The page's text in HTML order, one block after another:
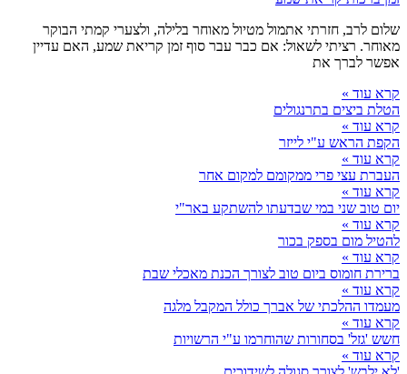
שלום לרב, חזרתי אתמול מטיול מאוחר בלילה, ולצערי קמתי הבוקר
מאוחר. רציתי לשאול: אם כבר עבר סוף זמן קריאת שמע, האם עדיין
אפשר לברך את
קרא עוד »
הטלת ביצים בתרנגולים
קרא עוד »
הקפת הראש ע"י לייזר
קרא עוד »
העברת עצי פרי ממקומם למקום אחר
קרא עוד »
יום טוב שני במי שבדעתו להשתקע באר"י
קרא עוד »
להטיל מום בספק בכור
קרא עוד »
ברירת חומוס ביום טוב לצורך הכנת מאכלי שבת
קרא עוד »
מעמדו ההלכתי של אברך כולל המקבל מלגה
קרא עוד »
חשש 'גזל' בסחורות שהוחרמו ע"י הרשויות
קרא עוד »